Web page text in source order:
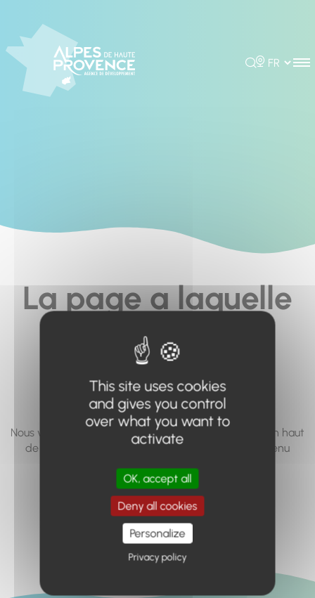
Rechercher
Choisir la
La page a laquelle
vous cherchez à
accéder n'existe
pas... ou plus.
Nous vous invitons à utiliser le moteur de recherche en haut
de page, ou à utiliser le menu pour trouver le contenu
Retour à l'accueil
This site uses cookies
and gives you control
over what you want to
activate
OK, accept all
Deny all cookies
Personalize
Privacy policy